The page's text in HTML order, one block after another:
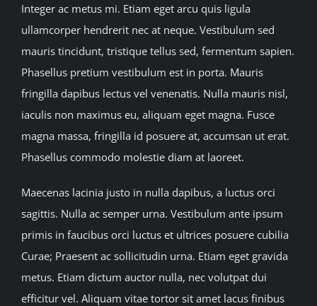
FAQ
TESTIMONIALS
BLOG
JOIN A CLUB
English
Integer ac metus mi. Etiam eget arcu quis ligula
ullamcorper hendrerit nec at neque. Vestibulum sed
mauris tincidunt, tristique tellus sed, fermentum sapien.
Phasellus pretium vestibulum est in porta. Mauris
fringilla dapibus lectus vel venenatis. Nulla mauris nisl,
iaculis non maximus eu, aliquam eget magna. Fusce
magna massa, fringilla id posuere at, accumsan ut erat.
Phasellus commodo molestie diam at laoreet.
Maecenas lacinia justo in nulla dapibus, a luctus orci
sagittis. Nulla ac semper urna. Vestibulum ante ipsum
primis in faucibus orci luctus et ultrices posuere cubilia
Curae; Praesent ac sollicitudin urna. Etiam eget gravida
metus. Etiam dictum auctor nulla, nec volutpat dui
efficitur vel. Aliquam vitae tortor sit amet lacus finibus